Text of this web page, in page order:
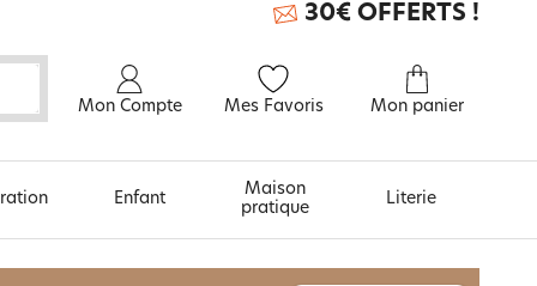
Mon Compte Mes Favoris Mon panier
30€ OFFERTS !
À découvrir aussi
Enfant
Maison
pratique
Literie